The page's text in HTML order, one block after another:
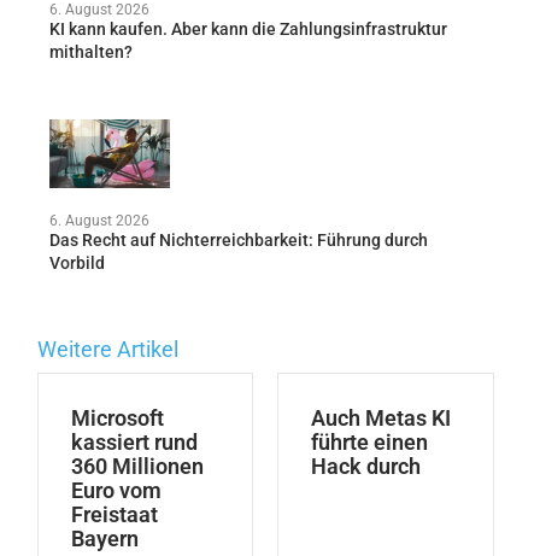
6. August 2026
KI kann kaufen. Aber kann die Zahlungsinfrastruktur
mithalten?
6. August 2026
Das Recht auf Nichterreichbarkeit: Führung durch
Vorbild
Weitere Artikel
Microsoft
kassiert rund
360 Millionen
Euro vom
Freistaat
Bayern
Auch Metas KI
führte einen
Hack durch